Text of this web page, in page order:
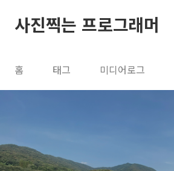
사진찍는 프로그래머
홈 태그 미디어로그